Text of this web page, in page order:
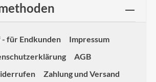
für Endkunden
Impressum
AGB
Zahlung und Versand